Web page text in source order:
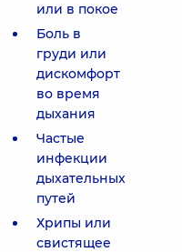
или в покое
Боль в
груди или
дискомфорт
во время
дыхания
Частые
инфекции
дыхательных
путей
Хрипы или
свистящее